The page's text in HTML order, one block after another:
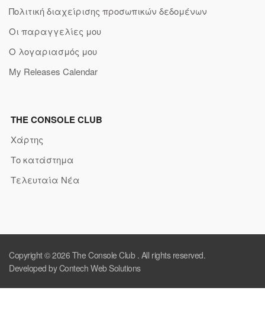
Πολιτική διαχείρισης προσωπικών δεδομένων
Οι παραγγελίες μου
Ο λογαριασμός μου
My Releases Calendar
THE CONSOLE CLUB
Χάρτης
Το κατάστημα
Τελευταία Νέα
Copyright © 2026 The Console Club. All rights reserved.
Developed by Contech Web Solutions